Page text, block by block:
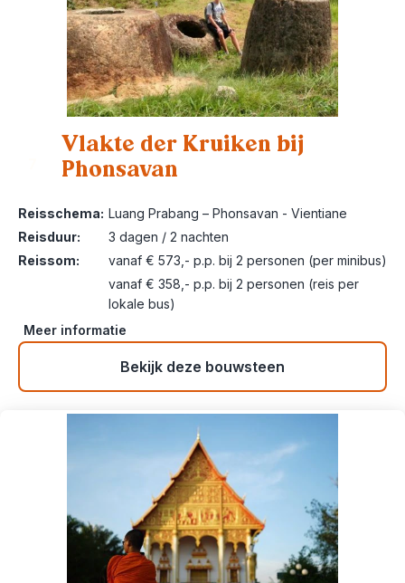
Vlakte der Kruiken bij
Phonsavan
Reisschema: Luang Prabang – Phonsavan - Vientiane
Reisduur:
3 dagen / 2 nachten
Reissom:
vanaf € 573,- p.p. bij 2 personen (per minibus)
vanaf € 358,- p.p. bij 2 personen (reis per
lokale bus)
Meer informatie
Bekijk deze bouwsteen